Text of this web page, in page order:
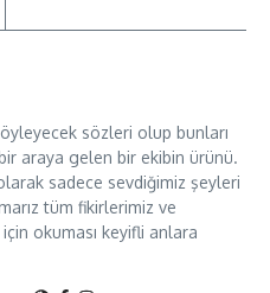
sözleri olup bunları
araya gelen bir ekibin ürünü.
sadece sevdiğimiz şeyleri
tüm fikirlerimiz ve
için okuması keyifli anlara